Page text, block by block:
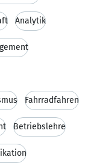
Analytik
Fahrradfahren
Betriebslehre